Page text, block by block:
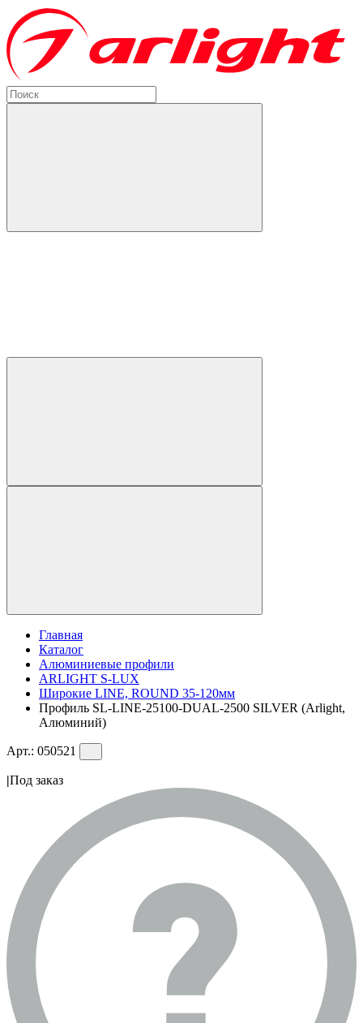
Главная
Каталог
Алюминиевые профили
ARLIGHT S-LUX
Широкие LINE, ROUND 35-120мм
Профиль SL-LINE-25100-DUAL-2500 SILVER (Arlight,
Алюминий)
Арт.: 050521
|Под заказ